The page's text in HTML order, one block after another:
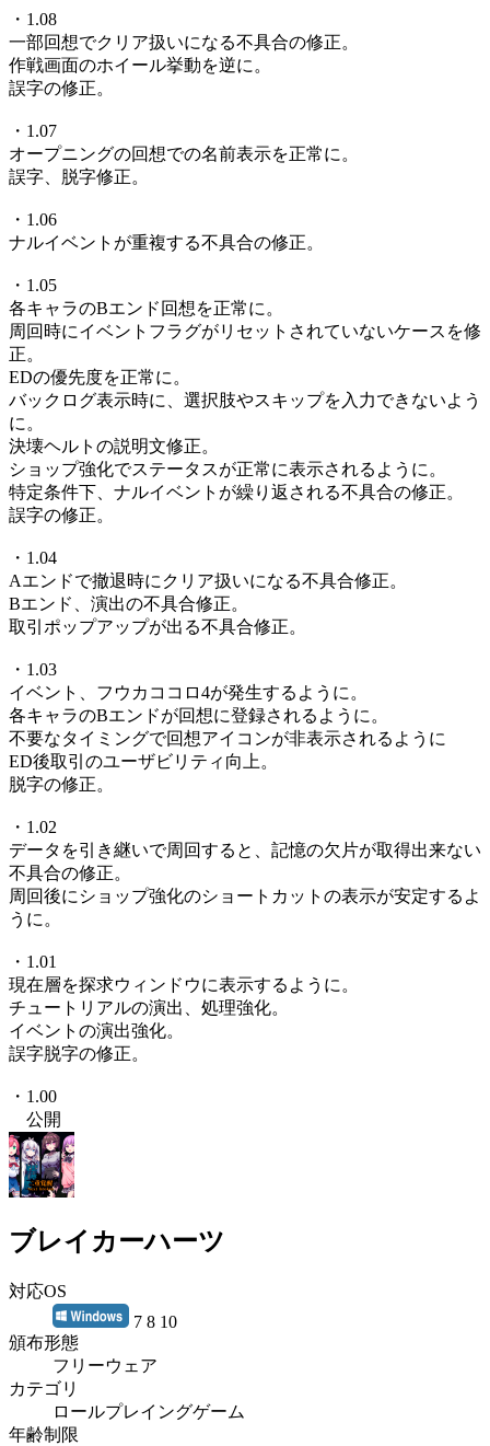
・1.08
一部回想でクリア扱いになる不具合の修正。
作戦画面のホイール挙動を逆に。
誤字の修正。
・1.07
オープニングの回想での名前表示を正常に。
誤字、脱字修正。
・1.06
ナルイベントが重複する不具合の修正。
・1.05
各キャラのBエンド回想を正常に。
周回時にイベントフラグがリセットされていないケースを修
正。
EDの優先度を正常に。
バックログ表示時に、選択肢やスキップを入力できないよう
に。
決壊ヘルトの説明文修正。
ショップ強化でステータスが正常に表示されるように。
特定条件下、ナルイベントが繰り返される不具合の修正。
誤字の修正。
・1.04
Aエンドで撤退時にクリア扱いになる不具合修正。
Bエンド、演出の不具合修正。
取引ポップアップが出る不具合修正。
・1.03
イベント、フウカココロ4が発生するように。
各キャラのBエンドが回想に登録されるように。
不要なタイミングで回想アイコンが非表示されるように
ED後取引のユーザビリティ向上。
脱字の修正。
・1.02
データを引き継いで周回すると、記憶の欠片が取得出来ない
不具合の修正。
周回後にショップ強化のショートカットの表示が安定するよ
うに。
・1.01
現在層を探求ウィンドウに表示するように。
チュートリアルの演出、処理強化。
イベントの演出強化。
誤字脱字の修正。
・1.00
公開
ブレイカーハーツ
対応OS
7 8 10
頒布形態
フリーウェア
カテゴリ
ロールプレイングゲーム
年齢制限